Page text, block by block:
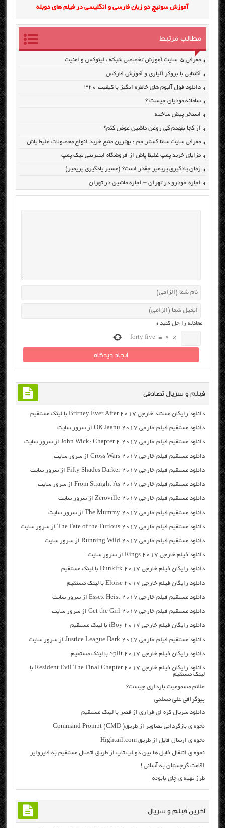
آموزش سوئیچ دو زبان فارسی و انگلیسی در فیلم های دوبله
مطالب مرتبط
معرفی ۵ سایت آموزش تخصصی شبکه ، لینوکس و امنیت
آشنایی با بروکر آلپاری و آموزش فارکس
دانلود فول آلبوم های خاطره انگیز با کیفیت ۳۲۰
سامانه مودیان چیست ؟
استخر پیش ساخته
از کجا بفهمم کی روغن ماشین عوض کنم؟
معرفی سایت سانا گستر جم : بهترین منبع خرید انواع محصولات غلیظ پاش
مزایای خرید پمپ غلیظ پاش از فروشگاه اینترنتی تیک پمپ
زمان یادگیری پریمیر چقدر است؟ (مسیر یادگیری پریمیر)
اجاره خودرو در تهران – اجاره ماشین در تهران
معادله را حل کنید*
×
9
=
forty five
فیلم و سریال تصادفی
دانلود رایگان مسنتد خارجی Britney Ever After 2017 با لینک مستقیم
دانلود مستقیم فیلم خارجی OK Jaanu 2017 از سرور سایت
دانلود مستقیم فیلم خارجی John Wick: Chapter 2 2017 از سرور سایت
دانلود مستقیم فیلم خارجی Cross Wars 2017 از سرور سایت
دانلود مستقیم فیلم خارجی Fifty Shades Darker 2017 از سرور سایت
دانلود مستقیم فیلم خارجی From Straight As 2017 از سرور سایت
دانلود مستقیم فیلم خارجی Zeroville 2017 از سرور سایت
دانلود مستقیم فیلم خارجی The Mummy 2017 از سرور سایت
دانلود مستقیم فیلم خارجی The Fate of the Furious 2017 از سرور سایت
دانلود مستقیم فیلم خارجی Running Wild 2017 از سرور سایت
دانلود فیلم خارجی Rings 2017 از سرور سایت
دانلود رایگان فیلم خارجی Dunkirk 2017 با لینک مستقیم
دانلود رایگان فیلم خارجی Eloise 2017 با لینک مستقیم
دانلود مستقیم فیلم خارجی Essex Heist 2017 از سرور سایت
دانلود مستقیم فیلم خارجی Get the Girl 2017 از سرور سایت
دانلود رایگان فیلم خارجی iBoy 2017 با لینک مستقیم
دانلود مستقیم فیلم خارجی Justice League Dark 2017 از سرور سایت
دانلود رایگان فیلم خارجی Split 2017 با لینک مستقیم
دانلود رایگان فیلم خارجی Resident Evil The Final Chapter 2017 با
لینک مستقیم
علائم مسمومیت بارداری چیست؟
بیوگرافی علی مسلمی
دانلود سریال کره ای فراری از قصر با لینک مستقیم
نحوه ی بازگردانی تصاویر از طریق( Command Prompt (CMD
نحوه ی ارسال فایل از طریق Hightail.com
نحوه ی انتقال فایل ها بین دو لپ تاپ از طریق اتصال مستقیم به فایروایر
اقامت گرجستان به آسانی !
طرز تهیه ی چای بابونه
آخرین فیلم و سریال